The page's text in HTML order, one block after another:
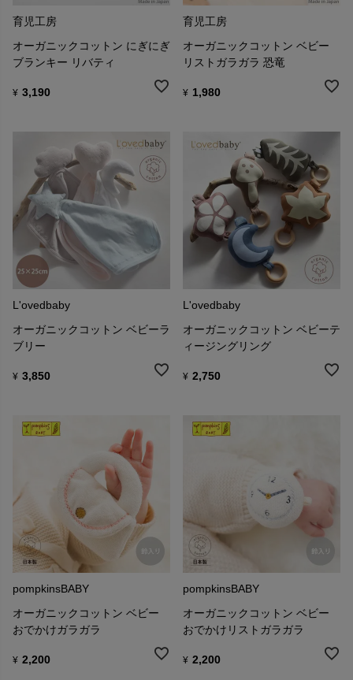
育児工房
オーガニックコットン にぎにぎ
ブランキー リバティ
¥ 3,190
育児工房
オーガニックコットン ベビー
リストガラガラ 恐竜
¥ 1,980
L'ovedbaby
オーガニックコットン ベビーラ
ブリー
¥ 3,850
L'ovedbaby
オーガニックコットン ベビーテ
ィージングリング
¥ 2,750
pompkinsBABY
オーガニックコットン ベビー
おでかけガラガラ
¥ 2,200
pompkinsBABY
オーガニックコットン ベビー
おでかけリストガラガラ
¥ 2,200